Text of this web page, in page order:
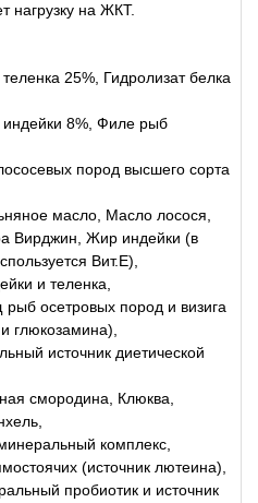
нагрузку на ЖКТ.
25%, Гидролизат белка
индейки 8%, Филе рыб
пород высшего сорта
масло, Масло лосося,
Вирджин, Жир индейки (в
Вит.E),
и теленка,
осетровых пород и визига
глюкозамина),
источник диетической
смородина, Клюква,
комплекс,
(источник лютеина),
пробиотик и источник